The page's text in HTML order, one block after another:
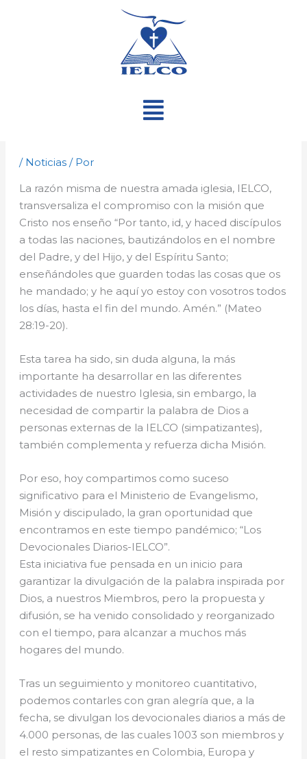
Menú
/ Noticias / Por
La razón misma de nuestra amada iglesia, IELCO,
transversaliza el compromiso con la misión que
Cristo nos enseño “Por tanto, id, y haced discípulos
a todas las naciones, bautizándolos en el nombre
del Padre, y del Hijo, y del Espíritu Santo;
enseñándoles que guarden todas las cosas que os
he mandado; y he aquí yo estoy con vosotros todos
los días, hasta el fin del mundo. Amén.” (Mateo
28:19-20).
Esta tarea ha sido, sin duda alguna, la más
importante ha desarrollar en las diferentes
actividades de nuestro Iglesia, sin embargo, la
necesidad de compartir la palabra de Dios a
personas externas de la IELCO (simpatizantes),
también complementa y refuerza dicha Misión.
Por eso, hoy compartimos como suceso
significativo para el Ministerio de Evangelismo,
Misión y discipulado, la gran oportunidad que
encontramos en este tiempo pandémico; “Los
Devocionales Diarios-IELCO”.
Esta iniciativa fue pensada en un inicio para
garantizar la divulgación de la palabra inspirada por
Dios, a nuestros Miembros, pero la propuesta y
difusión, se ha venido consolidado y reorganizado
con el tiempo, para alcanzar a muchos más
hogares del mundo.
Tras un seguimiento y monitoreo cuantitativo,
podemos contarles con gran alegría que, a la
fecha, se divulgan los devocionales diarios a más de
4.000 personas, de las cuales 1003 son miembros y
el resto simpatizantes en Colombia, Europa y